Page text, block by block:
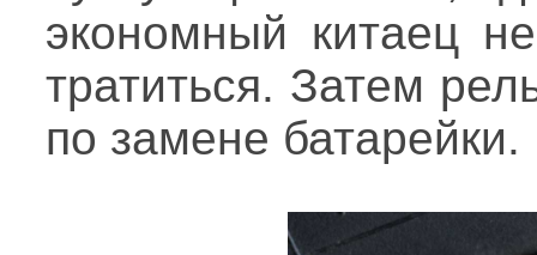
экономный китаец
тратиться. Затем
по замене батарейки.